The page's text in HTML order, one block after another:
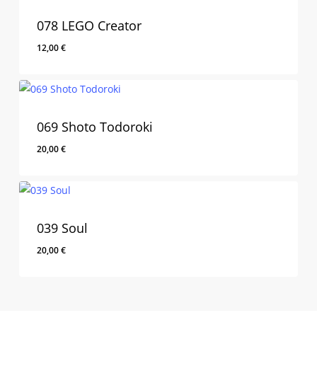
078 LEGO Creator
12,00€
069 Shoto Todoroki
20,00€
039 Soul
20,00€